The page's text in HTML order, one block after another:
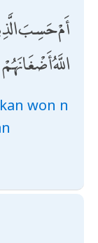
أَمْ حَسِبَ
اللَّهُ أَضْغَانَهُمْ
won n